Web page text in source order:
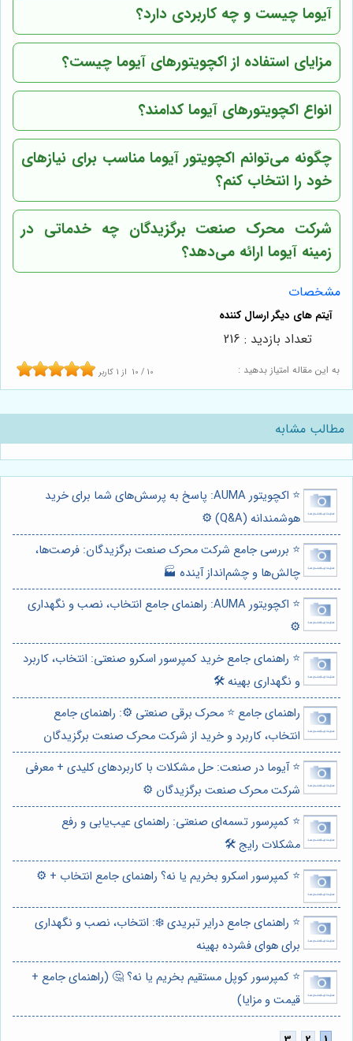
آیوما چیست و چه کاربردی دارد؟
مزایای استفاده از اکچویتورهای آیوما چیست؟
انواع اکچویتورهای آیوما کدامند؟
چگونه می‌توانم اکچویتور آیوما مناسب برای نیازهای
خود را انتخاب کنم؟
شرکت محرک صنعت برگزیدگان چه خدماتی در
زمینه آیوما ارائه می‌دهد؟
مشخصات
به این مقاله امتیاز بدهید : 10 / 10 از 1 کاربر
تعداد بازدید : 216
مطالب مشابه
⭐️ اکچویتور AUMA: پاسخ به پرسش‌های شما برای خرید
هوشمندانه (Q&A) ⚙️
⭐️ بررسی جامع شرکت محرک صنعت برگزیدگان: فرصت‌ها،
چالش‌ها و چشم‌انداز آینده 🏭
⭐️ اکچویتور AUMA: راهنمای جامع انتخاب، نصب و نگهداری
⚙️
⭐️ راهنمای جامع خرید کمپرسور اسکرو صنعتی: انتخاب، کاربرد
و نگهداری بهینه 🛠️
راهنمای جامع ⭐️ محرک برقی صنعتی ⚙️: راهنمای جامع
انتخاب، کاربرد و خرید از شرکت محرک صنعت برگزیدگان
⭐️ آیوما در صنعت: حل مشکلات با کاربردهای کلیدی + معرفی
شرکت محرک صنعت برگزیدگان ⚙️
⭐️ کمپرسور تسمه‌ای صنعتی: راهنمای عیب‌یابی و رفع
مشکلات رایج 🛠️
⭐️ کمپرسور اسکرو بخریم یا نه؟ راهنمای جامع انتخاب + ⚙️
⭐️ راهنمای جامع درایر تبریدی ❄️: انتخاب، نصب و نگهداری
برای هوای فشرده بهینه
⭐️ کمپرسور کوپل مستقیم بخریم یا نه؟ 🤔 (راهنمای جامع +
قیمت و مزایا)